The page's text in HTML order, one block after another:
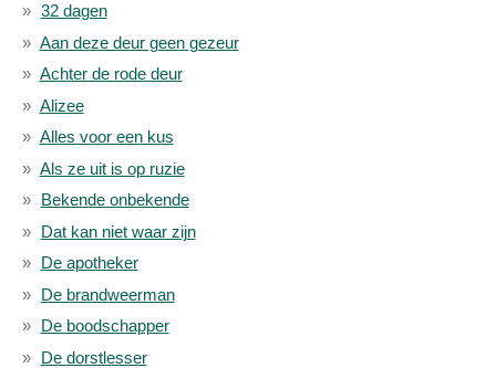
32 dagen
Aan deze deur geen gezeur
Achter de rode deur
Alizee
Alles voor een kus
Als ze uit is op ruzie
Bekende onbekende
Dat kan niet waar zijn
De apotheker
De brandweerman
De boodschapper
De dorstlesser